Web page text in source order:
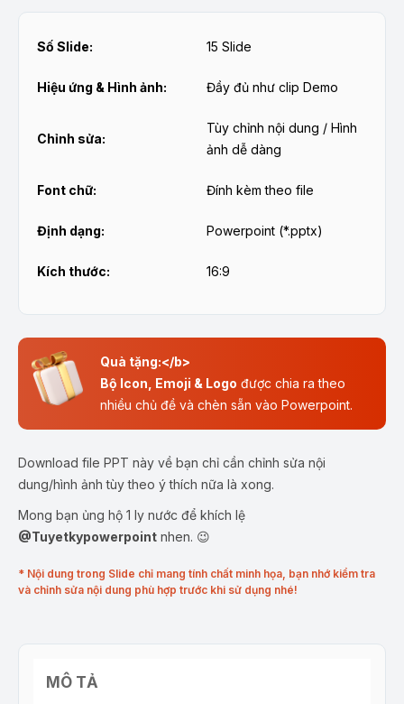
Số Slide: 15 Slide
Hiệu ứng & Hình ảnh: Đầy đủ như clip Demo
Chỉnh sửa:
Tùy chỉnh nội dung / Hình
ảnh dễ dàng
Font chữ: Đính kèm theo file
Định dạng: Powerpoint (*.pptx)
Kích thước: 16:9
Quà tặng:</b>
Bộ Icon, Emoji & Logo được chia ra theo
nhiều chủ đề và chèn sẵn vào Powerpoint.
Download file PPT này về bạn chỉ cần chỉnh sửa nội
dung/hình ảnh tùy theo ý thích nữa là xong.
Mong bạn ủng hộ 1 ly nước để khích lệ
@Tuyetkypowerpoint nhen. 😉
* Nội dung trong Slide chỉ mang tính chất minh họa, bạn nhớ kiểm tra
và chỉnh sửa nội dung phù hợp trước khi sử dụng nhé!
MÔ TẢ